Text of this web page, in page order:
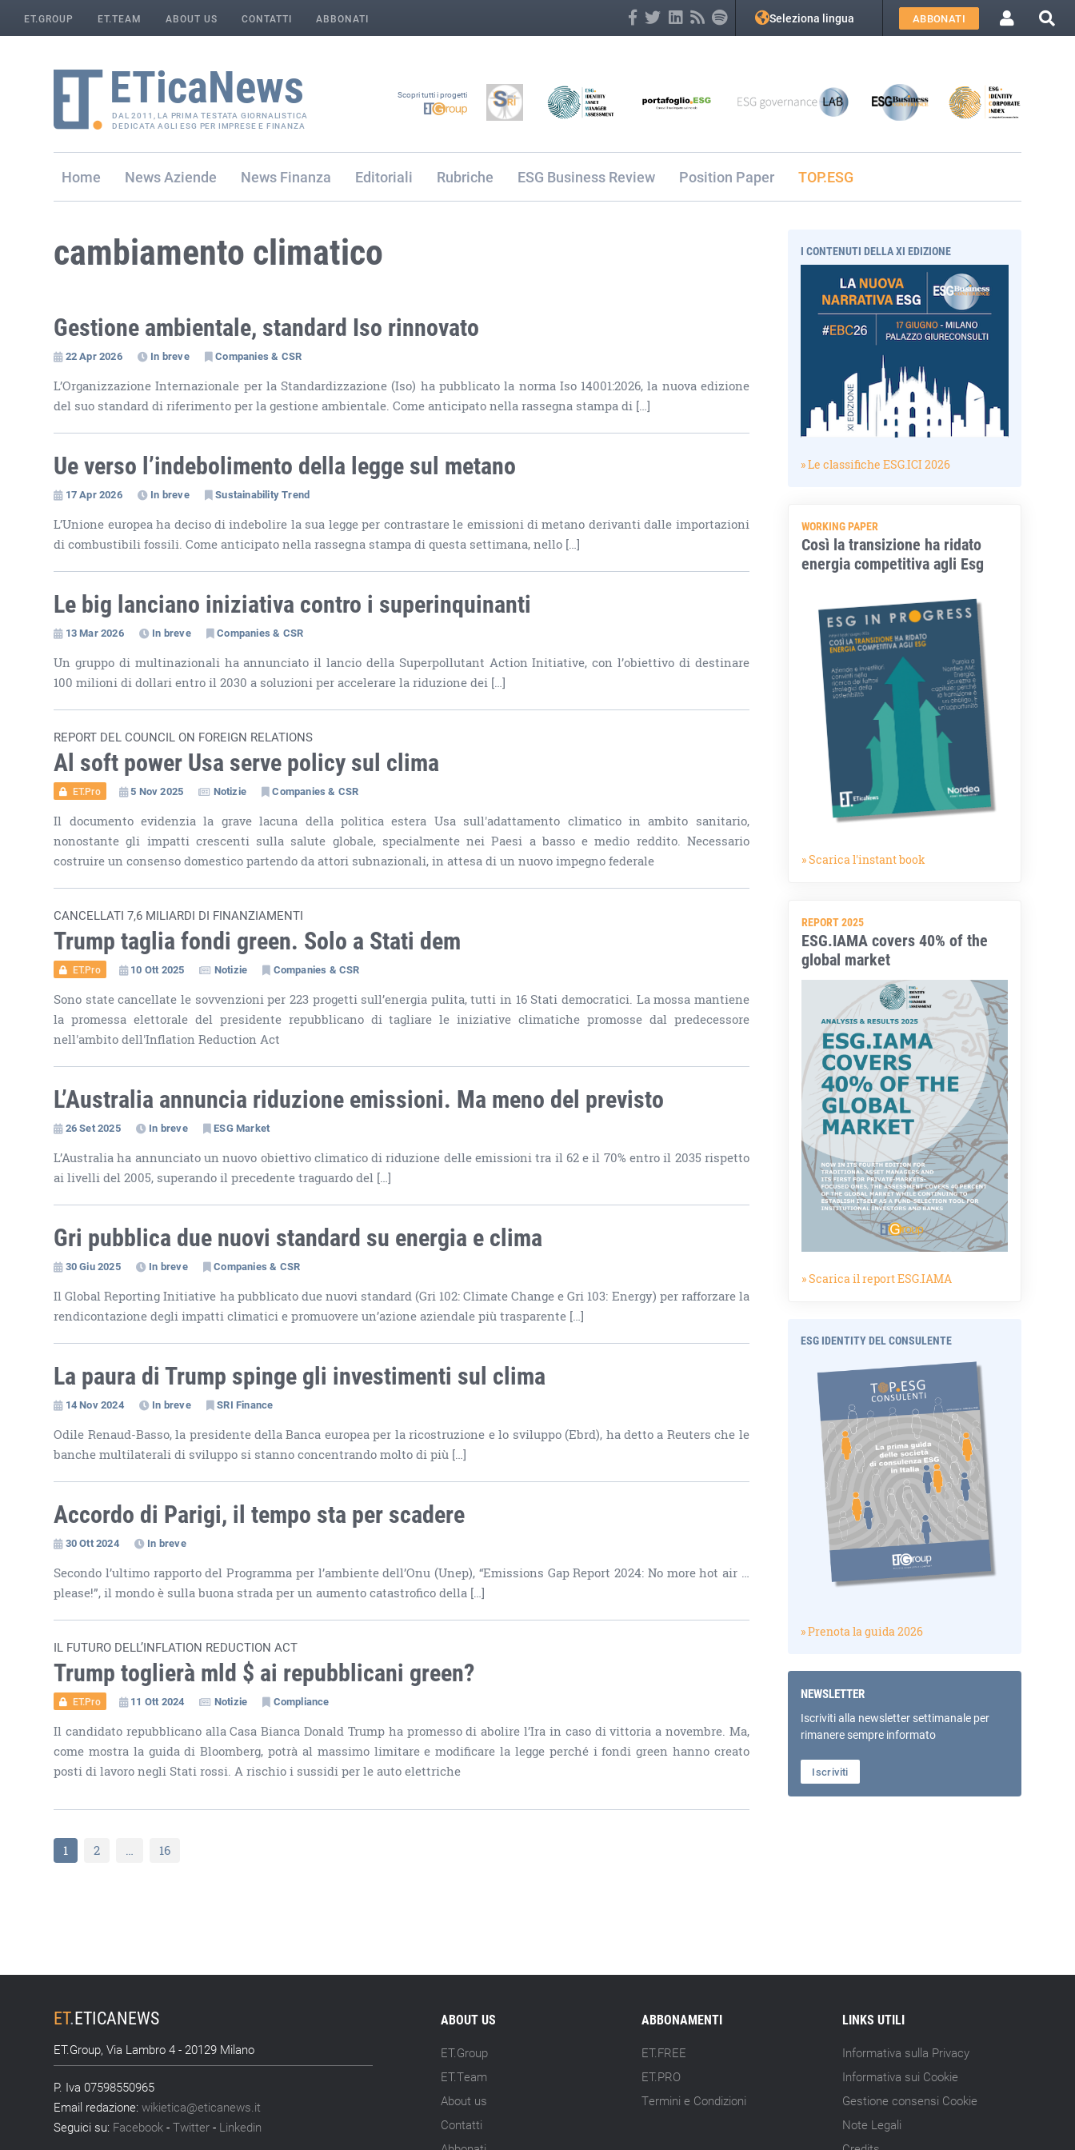
ET.GROUP ET.TEAM ABOUT US CONTATTI ABBONATI Seleziona lingua ABBONATI
DAL 2011, LA PRIMA TESTATA GIORNALISTICA
DEDICATA AGLI ESG PER IMPRESE E FINANZA
Scopri tutti i progetti
Home Aziende Finanza Editoriali Rubriche ESG Business Review Position Paper TOP.ESG
cambiamento climatico
Gestione ambientale, standard Iso rinnovato
22 Apr 2026 In breve Companies & CSR
L’Organizzazione Internazionale per la Standardizzazione (Iso) ha pubblicato la norma Iso 14001:2026, la nuova edizione
del suo standard di riferimento per la gestione ambientale. Come anticipato nella rassegna stampa di […]
Ue verso l’indebolimento della legge sul metano
17 Apr 2026 In breve Sustainability Trend
L’Unione europea ha deciso di indebolire la sua legge per contrastare le emissioni di metano derivanti dalle importazioni
di combustibili fossili. Come anticipato nella rassegna stampa di questa settimana, nello […]
Le big lanciano iniziativa contro i superinquinanti
13 Mar 2026 In breve Companies & CSR
Un gruppo di multinazionali ha annunciato il lancio della Superpollutant Action Initiative, con l’obiettivo di destinare
100 milioni di dollari entro il 2030 a soluzioni per accelerare la riduzione dei […]
REPORT DEL COUNCIL ON FOREIGN RELATIONS
Al soft power Usa serve policy sul clima
ET.Pro 5 Nov 2025 Notizie Companies & CSR
Il documento evidenzia la grave lacuna della politica estera Usa sull'adattamento climatico in ambito sanitario,
nonostante gli impatti crescenti sulla salute globale, specialmente nei Paesi a basso e medio reddito. Necessario
costruire un consenso domestico partendo da attori subnazionali, in attesa di un nuovo impegno federale
CANCELLATI 7,6 MILIARDI DI FINANZIAMENTI
Trump taglia fondi green. Solo a Stati dem
ET.Pro 10 Ott 2025 Notizie Companies & CSR
Sono state cancellate le sovvenzioni per 223 progetti sull’energia pulita, tutti in 16 Stati democratici. La mossa mantiene
la promessa elettorale del presidente repubblicano di tagliare le iniziative climatiche promosse dal predecessore
nell'ambito dell'Inflation Reduction Act
L’Australia annuncia riduzione emissioni. Ma meno del previsto
26 Set 2025 In breve ESG Market
L’Australia ha annunciato un nuovo obiettivo climatico di riduzione delle emissioni tra il 62 e il 70% entro il 2035 rispetto
ai livelli del 2005, superando il precedente traguardo del […]
Gri pubblica due nuovi standard su energia e clima
30 Giu 2025 In breve Companies & CSR
Il Global Reporting Initiative ha pubblicato due nuovi standard (Gri 102: Climate Change e Gri 103: Energy) per rafforzare la
rendicontazione degli impatti climatici e promuovere un’azione aziendale più trasparente […]
La paura di Trump spinge gli investimenti sul clima
14 Nov 2024 In breve SRI Finance
Odile Renaud-Basso, la presidente della Banca europea per la ricostruzione e lo sviluppo (Ebrd), ha detto a Reuters che le
banche multilaterali di sviluppo si stanno concentrando molto di più […]
Accordo di Parigi, il tempo sta per scadere
30 Ott 2024 In breve
Secondo l’ultimo rapporto del Programma per l’ambiente dell’Onu (Unep), “Emissions Gap Report 2024: No more hot air …
please!”, il mondo è sulla buona strada per un aumento catastrofico della […]
IL FUTURO DELL’INFLATION REDUCTION ACT
Trump toglierà mld $ ai repubblicani green?
ET.Pro 11 Ott 2024 Notizie Compliance
Il candidato repubblicano alla Casa Bianca Donald Trump ha promesso di abolire l’Ira in caso di vittoria a novembre. Ma,
come mostra la guida di Bloomberg, potrà al massimo limitare e modificare la legge perché i fondi green hanno creato
posti di lavoro negli Stati rossi. A rischio i sussidi per le auto elettriche
1 2 … 16
I CONTENUTI DELLA XI EDIZIONE
» Le classifiche ESG.ICI 2026
WORKING PAPER
Così la transizione ha ridato
energia competitiva agli Esg
» Scarica l'instant book
REPORT 2025
ESG.IAMA covers 40% of the
global market
» Scarica il report ESG.IAMA
ESG IDENTITY DEL CONSULENTE
» Prenota la guida 2026
NEWSLETTER
Iscriviti alla newsletter settimanale per
rimanere sempre informato
Iscriviti
ET.ETICANEWS
ET.Group, Via Lambro 4 - 20129 Milano
P. Iva 07598550965
Email redazione:wikietica@eticanews.it
Seguici su: Facebook -Twitter - Linkedin
ABOUT US
ET.Group
ET.Team
About us
Contatti
ABBONAMENTI
ET.FREE
ET.PRO
Termini e Condizioni
LINKS UTILI
Informativa sulla Privacy
Informativa sui Cookie
Gestione consensi Cookie
Note Legali